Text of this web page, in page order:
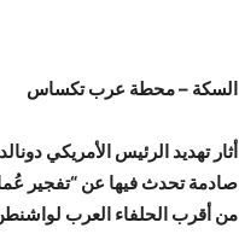
السكة – محطة عرب تكساس
أثار تهديد الرئيس الأمريكي
صادمة تحدث فيها عن “تفجير
من أقرب الحلفاء العرب